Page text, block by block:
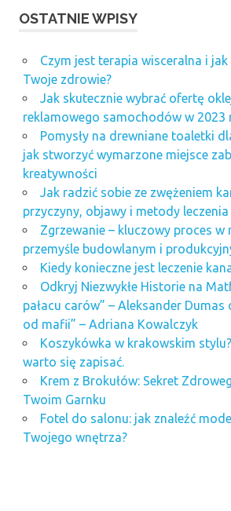
OSTATNIE WPISY
Czym jest terapia wisceralna i jak
Twoje zdrowie?
Jak skutecznie wybrać ofertę
reklamowego samochodów w 2023
Pomysły na drewniane toaletki
jak stworzyć wymarzone miejsce
kreatywności
Jak radzić sobie ze zwężeniem
przyczyny, objawy i metody leczenia
Zgrzewanie – kluczowy proces w
przemyśle budowlanym i
Kiedy konieczne jest leczenie
Odkryj Niezwykłe Historie na
pałacu carów” – Aleksander Dumas
od mafii” – Adriana Kowalczyk
Koszykówka w krakowskim
warto się zapisać.
Krem z Brokułów: Sekret
Twoim Garnku
Fotel do salonu: jak znaleźć
Twojego wnętrza?